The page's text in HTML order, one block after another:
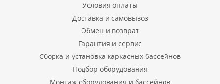
Условия оплаты
Доставка и самовывоз
Обмен и возврат
Гарантия и сервис
Сборка и установка каркасных бассейнов
Подбор оборудования
Монтаж оборудования и бассейнов